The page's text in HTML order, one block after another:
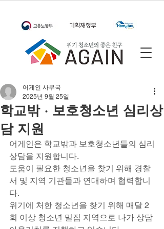
학교밖 · 보호청소년 심리상
담 지원
어게인 사무국
2025년 9월 25일
어게인은 학교밖과 보호청소년들의 심리
상담을 지원합니다.
도움이 필요한 청소년을 찾기 위해 경찰
서 및 지역 기관들과 연대하며 협력합니
다.
위기에 처한 청소년을 찾기 위해 매달 2
회 이상 청소년 밀집 지역으로 나가 상담